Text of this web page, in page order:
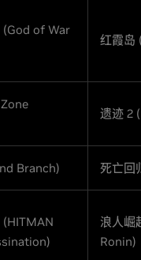
(God of War
红霞岛
遗迹 2
Branch) 死亡回
(HITMAN
浪人崛
Ronin)